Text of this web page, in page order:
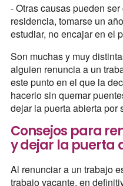
- Otras causas pueden
residencia, tomarse un
estudiar, no encajar en el
Son muchas y muy
alguien renuncia a un
este punto en el que la
hacerlo sin quemar
dejar la puerta abierta por
Consejos para
y dejar la puerta
Al renunciar a un trabajo
trabajo vacante, en